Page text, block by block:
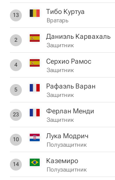
13 Тибо Куртуа
Вратарь
2 Даниэль Карвахаль
Защитник
4 Серхио Рамос
Защитник
5 Рафаэль Варан
Защитник
23 Ферлан Менди
Защитник
10 Лука Модрич
Полузащитник
14 Каземиро
Полузащитник